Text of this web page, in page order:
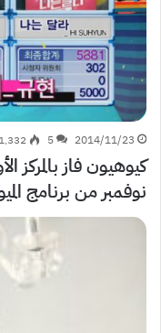
2014/11/23
5 1٬332
نوفمبر من برنامج